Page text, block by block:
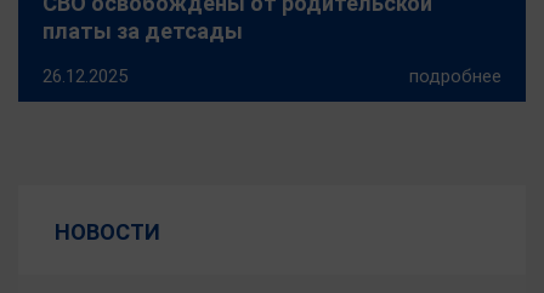
платы за детсады
26.12.2025 подробнее
НОВОСТИ